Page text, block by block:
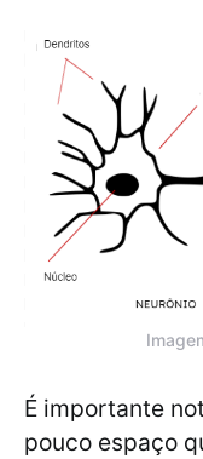
É importante
pouco espaço